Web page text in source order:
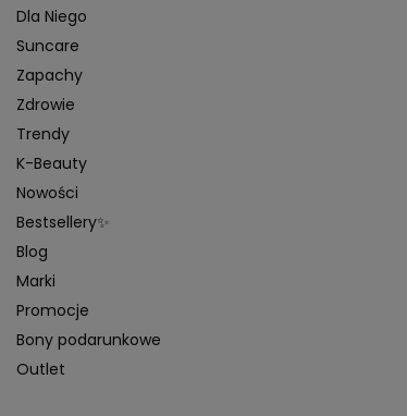
Dla Niego
Suncare
Zapachy
Zdrowie
Trendy
K-Beauty
Nowości
Bestsellery✨
Blog
Marki
Promocje
Bony podarunkowe
Outlet